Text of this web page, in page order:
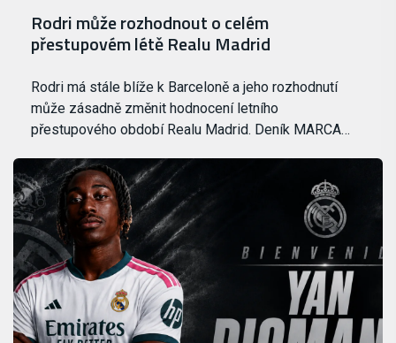
Rodri může rozhodnout o celém
přestupovém létě Realu Madrid
Rodri má stále blíže k Barceloně a jeho rozhodnutí
může zásadně změnit hodnocení letního
přestupového období Realu Madrid. Deník MARCA…